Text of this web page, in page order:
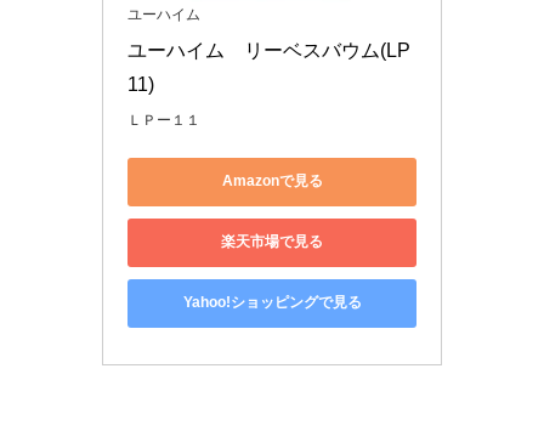
ユーハイム
ユーハイム　リーベスバウム(LP
11)
ＬＰー１１
Amazonで見る
楽天市場で見る
Yahoo!ショッピングで見る